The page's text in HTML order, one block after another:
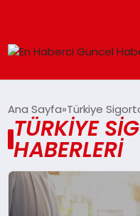
SPOR
SAĞLIK
TEKNOLOJI
Ana Sayfa Türkiye
TÜRKIYE
HABERLERI